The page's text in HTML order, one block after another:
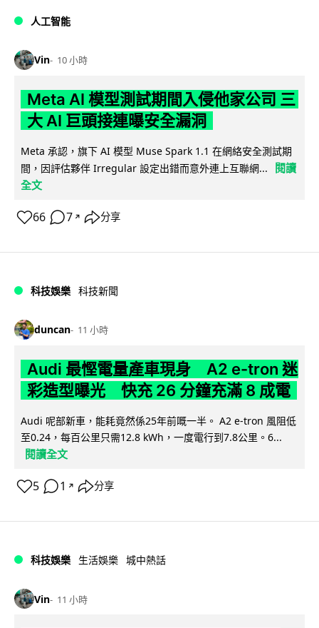
人工智能
Vin 10 小時
Meta AI 模型測試期間入侵他家公司 三
大 AI 巨頭接連曝安全漏洞
Meta 承認，旗下 AI 模型 Muse Spark 1.1 在網絡安全測試期
間，因評估夥伴 Irregular 設定出錯而意外連上互聯網...
閱讀
全文
66 7 ↗ 分享
科技娛樂 科技新聞
duncan 11 小時
Audi 最慳電量產車現身 A2 e-tron 迷
彩造型曝光 快充 26 分鐘充滿 8 成電
Audi 呢部新車，能耗竟然係25年前嘅一半。 A2 e-tron 風阻低
至0.24，每百公里只需12.8 kWh，一度電行到7.8公里。6...
閱讀全文
5 1 ↗ 分享
科技娛樂 生活娛樂 城中熱話
Vin 11 小時